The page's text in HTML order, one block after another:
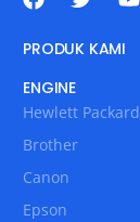
PRODUK KAMI
ENGINE
Hewlett Packard
Brother
Canon
Epson